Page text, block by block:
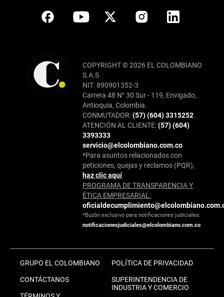
COPYRIGHT © 2026 EL COLOMBIANO
S.A.S
NIT: 890901352-3
Carrera 48 N° 30 Sur - 119, Envigado,
Antioquia, Colombia.
CONMUTADOR:(57) (604) 3315252
ATENCIÓN AL CLIENTE:(57) (604)
3393333
servicio@elcolombiano.com.co
*Para asuntos relacionados con
peticiones, quejas y reclamos (PQR),
haz clic aquí
PROGRAMA DE TRANSPARENCIA Y
ÉTICA EMPRESARIAL:
*Buzón exclusivo para notificaciones judiciales:
notificacionesjudiciales@elcolombiano.com.co
GRUPO EL COLOMBIANO
CONTÁCTANOS
POLÍTICA DE PRIVACIDAD
SUPERINTENDENCIA DE
INDUSTRIA Y COMERCIO